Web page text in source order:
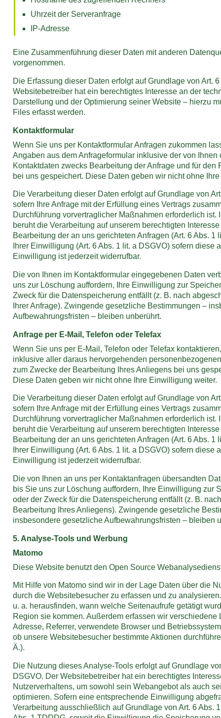
Uhrzeit der Serveranfrage
IP-Adresse
Eine Zusammenführung dieser Daten mit anderen
vorgenommen.
Die Erfassung dieser Daten erfolgt auf Grundlage von Art.
Websitebetreiber hat ein berechtigtes Interesse an der
Darstellung und der Optimierung seiner Website – hierzu
Files erfasst werden.
Kontaktformular
Wenn Sie uns per Kontaktformular Anfragen zukommen
Angaben aus dem Anfrageformular inklusive der von Ihnen
Kontaktdaten zwecks Bearbeitung der Anfrage und für den
bei uns gespeichert. Diese Daten geben wir nicht ohne
Die Verarbeitung dieser Daten erfolgt auf Grundlage von
sofern Ihre Anfrage mit der Erfüllung eines Vertrags
Durchführung vorvertraglicher Maßnahmen erforderlich ist.
beruht die Verarbeitung auf unserem berechtigten
Bearbeitung der an uns gerichteten Anfragen (Art. 6 Abs. 1
Ihrer Einwilligung (Art. 6 Abs. 1 lit. a DSGVO) sofern diese
Einwilligung ist jederzeit widerrufbar.
Die von Ihnen im Kontaktformular eingegebenen Daten
uns zur Löschung auffordern, Ihre Einwilligung zur
Zweck für die Datenspeicherung entfällt (z. B. nach
Ihrer Anfrage). Zwingende gesetzliche Bestimmungen –
Aufbewahrungsfristen – bleiben unberührt.
Anfrage per E-Mail, Telefon oder Telefax
Wenn Sie uns per E-Mail, Telefon oder Telefax
inklusive aller daraus hervorgehenden
zum Zwecke der Bearbeitung Ihres Anliegens bei uns
Diese Daten geben wir nicht ohne Ihre Einwilligung weiter.
Die Verarbeitung dieser Daten erfolgt auf Grundlage von
sofern Ihre Anfrage mit der Erfüllung eines Vertrags
Durchführung vorvertraglicher Maßnahmen erforderlich ist.
beruht die Verarbeitung auf unserem berechtigten
Bearbeitung der an uns gerichteten Anfragen (Art. 6 Abs. 1
Ihrer Einwilligung (Art. 6 Abs. 1 lit. a DSGVO) sofern diese
Einwilligung ist jederzeit widerrufbar.
Die von Ihnen an uns per Kontaktanfragen übersandten
bis Sie uns zur Löschung auffordern, Ihre Einwilligung zur
oder der Zweck für die Datenspeicherung entfällt (z. B.
Bearbeitung Ihres Anliegens). Zwingende gesetzliche
insbesondere gesetzliche Aufbewahrungsfristen – bleiben
5. Analyse-Tools und Werbung
Matomo
Diese Website benutzt den Open Source
Mit Hilfe von Matomo sind wir in der Lage Daten über die
durch die Websitebesucher zu erfassen und zu
u. a. herausfinden, wann welche Seitenaufrufe getätigt
Region sie kommen. Außerdem erfassen wir verschiedene
Adresse, Referrer, verwendete Browser und
ob unsere Websitebesucher bestimmte Aktionen
Ä.).
Die Nutzung dieses Analyse-Tools erfolgt auf Grundlage
DSGVO. Der Websitebetreiber hat ein berechtigtes
Nutzerverhaltens, um sowohl sein Webangebot als auch
optimieren. Sofern eine entsprechende Einwilligung
Verarbeitung ausschließlich auf Grundlage von Art. 6 Abs.